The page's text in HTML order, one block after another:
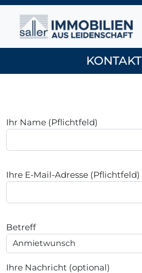
Zum Inhalt springen
Hauptnavigation
KONTAKT
Ihr Name (Pflichtfeld)
Ihre E-Mail-Adresse (Pflichtfeld)
Betreff
Ihre Nachricht (optional)